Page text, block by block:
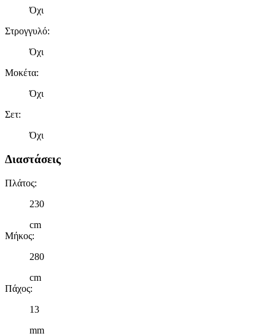
Όχι
Στρογγυλό:
Όχι
Μοκέτα:
Όχι
Σετ:
Όχι
Διαστάσεις
Πλάτος:
230
cm
Μήκος:
280
cm
Πάχος:
13
mm